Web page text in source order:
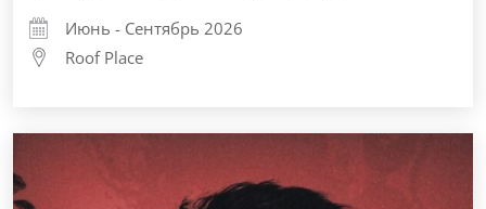
Июнь - Сентябрь 2026
Roof Place